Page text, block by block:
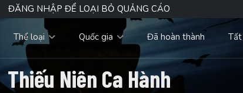
ĐĂNG NHẬP ĐỂ LOẠI BỎ QUẢNG CÁO
Thể loại Quốc gia Đã hoàn thành
Thiếu Niên Ca Hành